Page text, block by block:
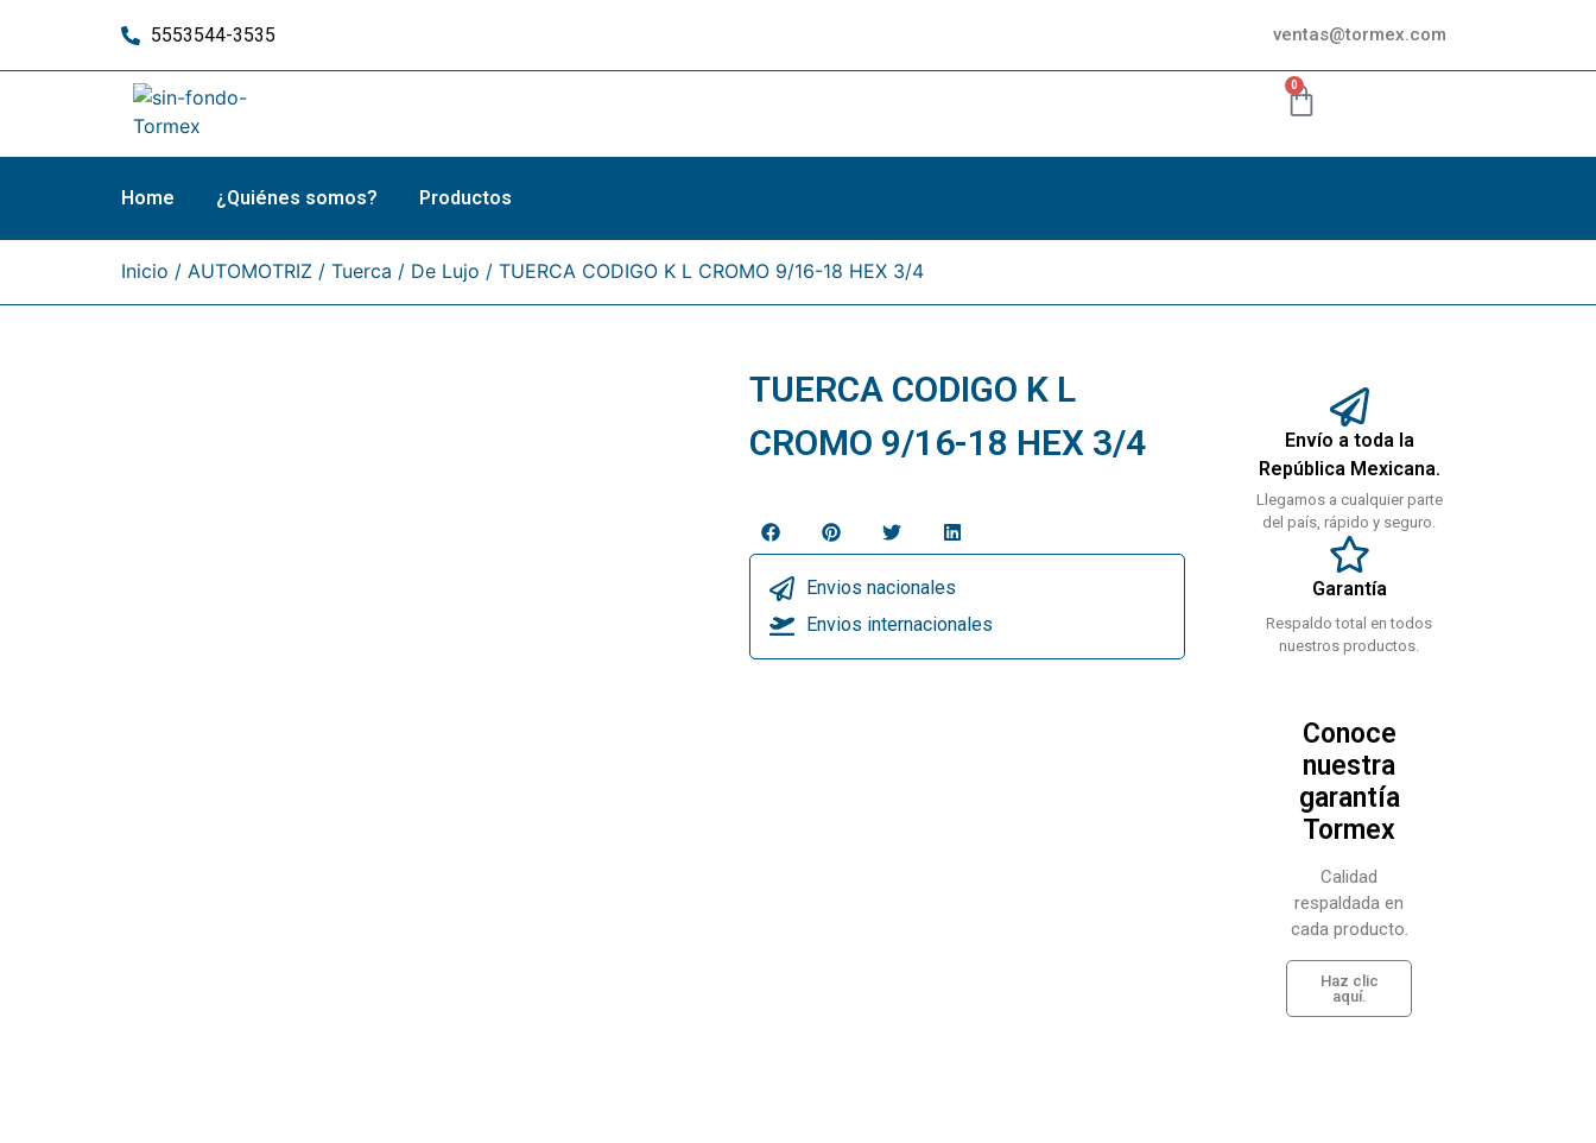
5553544-3535 ventas@tormex.com
0
Home ¿Quiénes somos? Productos
Inicio / AUTOMOTRIZ / Tuerca / De Lujo / TUERCA CODIGO K L CROMO 9/16-18 HEX 3/4
TUERCA CODIGO K L
CROMO 9/16-18 HEX 3/4
Envios nacionales
Envios internacionales
Envío a toda la
República Mexicana.
Llegamos a cualquier parte
del país, rápido y seguro.
Garantía
Respaldo total en todos
nuestros productos.
Conoce
nuestra
garantía
Tormex
Calidad
respaldada en
cada producto.
Haz clic
aquí.